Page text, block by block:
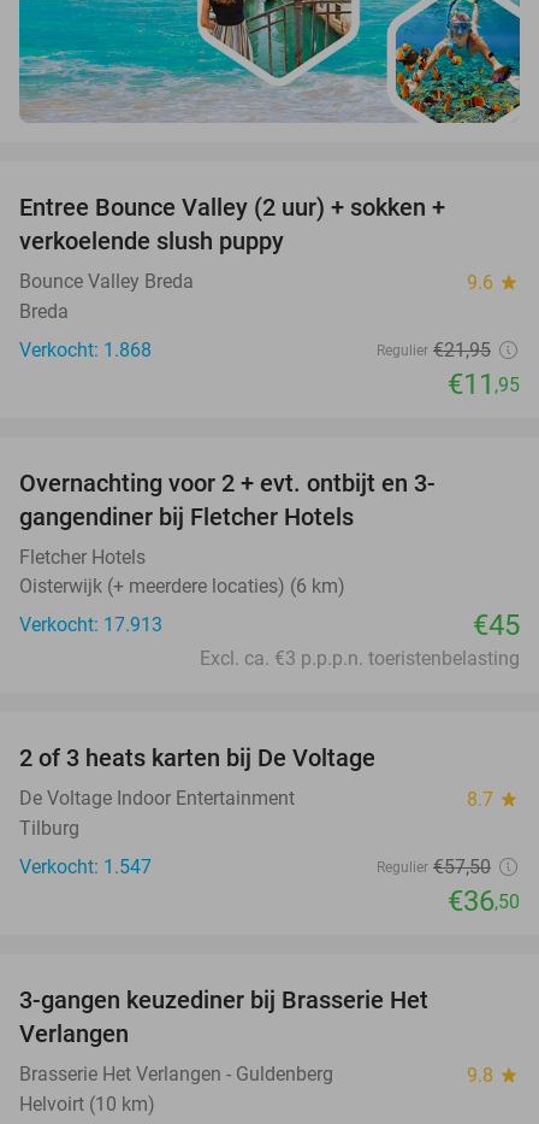
Entree Bounce Valley (2 uur) + sokken +
verkoelende slush puppy
Bounce Valley Breda 9.6 star
Breda
Verkocht: 1.868
Regulier €21,95
€11 ,95
Overnachting voor 2 + evt. ontbijt en 3-
gangendiner bij Fletcher Hotels
Fletcher Hotels
Oisterwijk (+ meerdere locaties) (6 km)
Verkocht: 17.913
€45
Excl. ca. €3 p.p.p.n. toeristenbelasting
2 of 3 heats karten bij De Voltage
De Voltage Indoor Entertainment 8.7 star
Tilburg
Verkocht: 1.547
Regulier €57,50
€36,50
3-gangen keuzediner bij Brasserie Het
Verlangen
Brasserie Het Verlangen - Guldenberg 9.8 star
Helvoirt (10 km)